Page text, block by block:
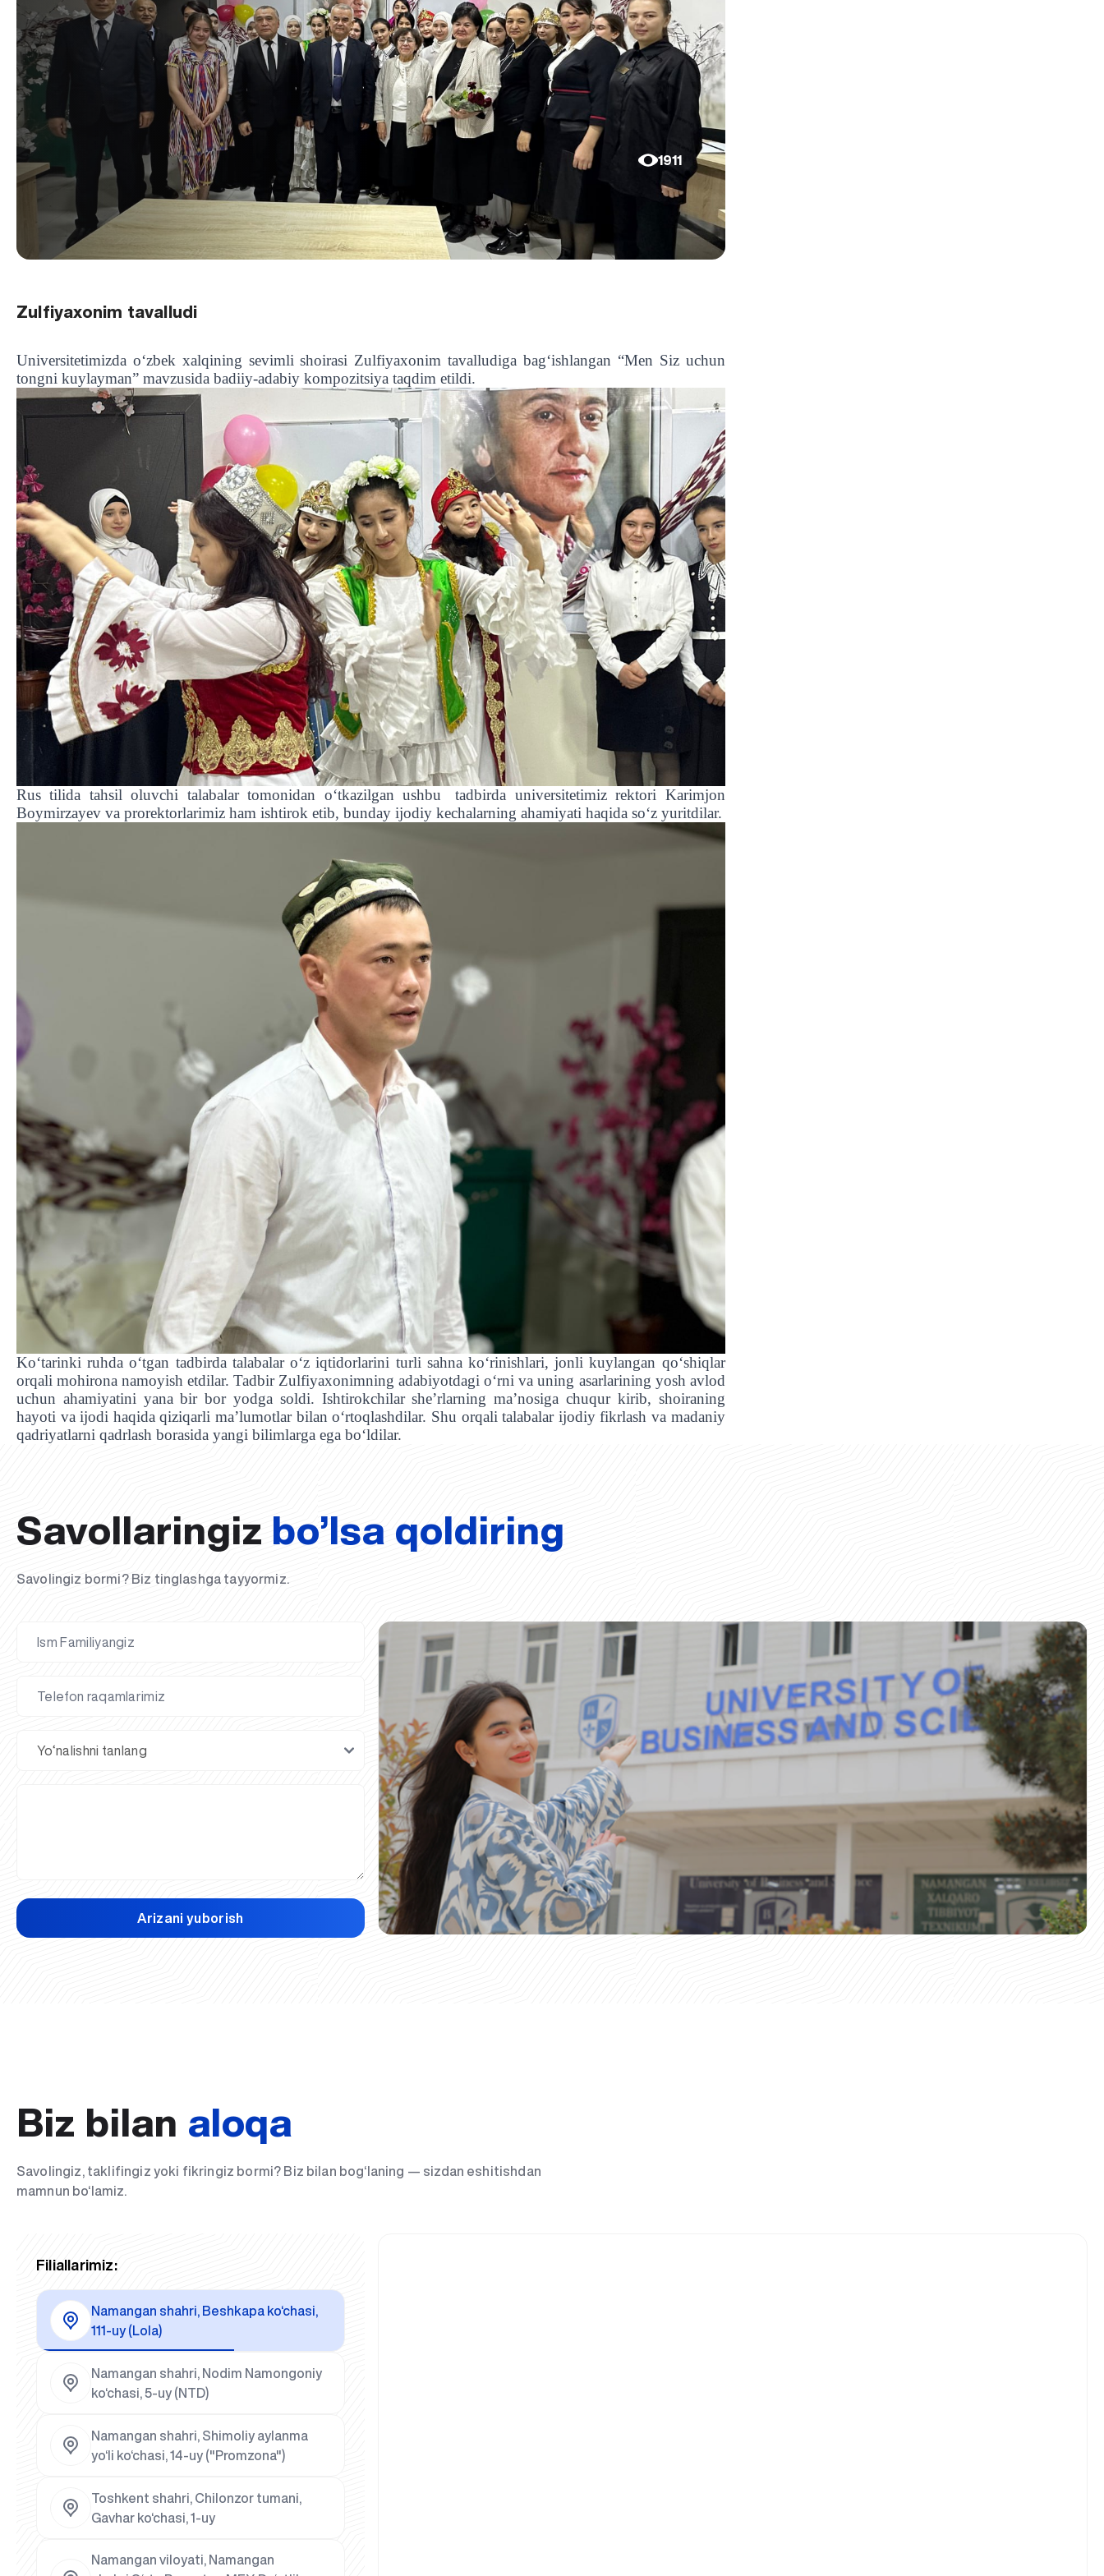
1911
Zulfiyaxonim tavalludi
Universitetimizda oʻzbek xalqining sevimli shoirasi Zulfiyaxonim tavalludiga bagʻishlangan “Men Siz uchun
tongni kuylayman” mavzusida badiiy-adabiy kompozitsiya taqdim etildi.
Rus tilida tahsil oluvchi talabalar tomonidan oʻtkazilgan ushbu
tadbirda universitetimiz rektori Karimjon
Boymirzayev va prorektorlarimiz ham ishtirok etib, bunday ijodiy kechalarning ahamiyati haqida so‘z yuritdilar.
Ko‘tarinki ruhda oʻtgan tadbirda talabalar oʻz iqtidorlarini turli sahna ko‘rinishlari, jonli kuylangan qo‘shiqlar
orqali mohirona namoyish etdilar. Tadbir Zulfiyaxonimning adabiyotdagi o‘rni va uning asarlarining yosh avlod
uchun ahamiyatini yana bir bor yodga soldi. Ishtirokchilar she’rlarning ma’nosiga chuqur kirib, shoiraning
hayoti va ijodi haqida qiziqarli ma’lumotlar bilan o‘rtoqlashdilar. Shu orqali talabalar ijodiy fikrlash va madaniy
qadriyatlarni qadrlash borasida yangi bilimlarga ega bo‘ldilar.
Savollaringiz bo’lsa qoldiring
Savolingiz bormi? Biz tinglashga tayyormiz.
Arizani yuborish
Biz bilan aloqa
Savolingiz, taklifingiz yoki fikringiz bormi? Biz bilan bog‘laning — sizdan eshitishdan
mamnun bo‘lamiz.
Filiallarimiz:
Namangan shahri, Beshkapa ko‘chasi,
111-uy (Lola)
Namangan shahri, Nodim Namongoniy
ko‘chasi, 5-uy (NTD)
Namangan shahri, Shimoliy aylanma
yo‘li ko‘chasi, 14-uy ("Promzona")
Toshkent shahri, Chilonzor tumani,
Gavhar ko‘chasi, 1-uy
Namangan viloyati, Namangan